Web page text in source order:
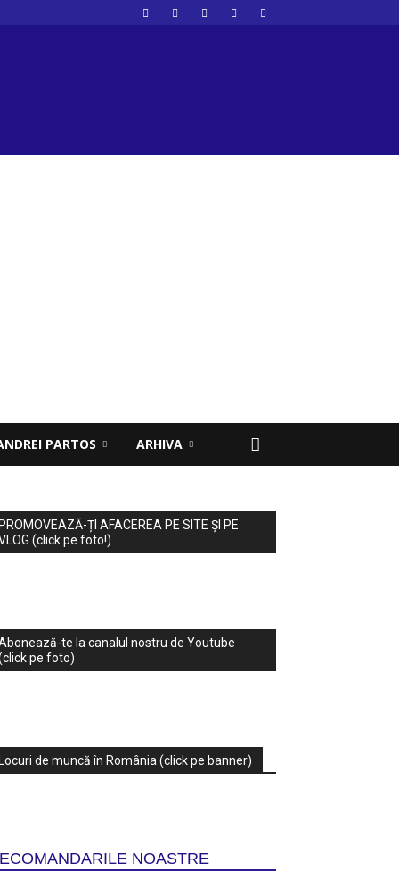
PARTOS ARHIVA
PROMOVEAZĂ-ȚI AFACEREA PE SITE ȘI PE
(click pe foto!)
te la canalul nostru de Youtube
pe foto)
Locuri de muncă în România (click pe banner)
NOASTRE